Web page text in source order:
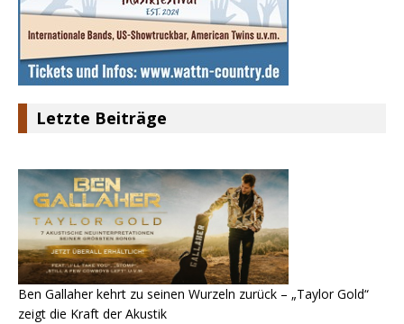
Letzte Beiträge
Ben Gallaher kehrt zu seinen Wurzeln zurück – „Taylor Gold“
zeigt die Kraft der Akustik